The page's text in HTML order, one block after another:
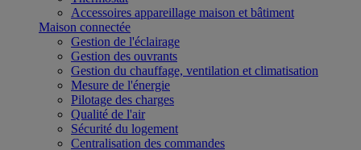
Accessoires appareillage maison et bâtiment
Maison connectée
Gestion de l'éclairage
Gestion des ouvrants
Gestion du chauffage, ventilation et climatisation
Mesure de l'énergie
Pilotage des charges
Qualité de l'air
Sécurité du logement
Centralisation des commandes